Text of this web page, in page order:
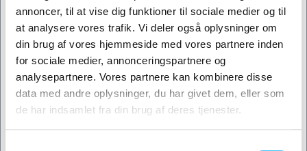
annoncer, til at vise dig funktioner til sociale medier og til
at analysere vores trafik. Vi deler også oplysninger om
din brug af vores hjemmeside med vores partnere inden
for sociale medier, annonceringspartnere og
analysepartnere. Vores partnere kan kombinere disse
data med andre oplysninger, du har givet dem, eller som
de har indsamlet fra din brug af deres tjenester.
Oliefyr
Opbygning
Syn af trailer
Kompetencer
Design
Folieindpakning
Biler og varevogne